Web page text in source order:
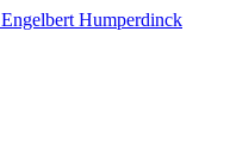
Engelbert Humperdinck